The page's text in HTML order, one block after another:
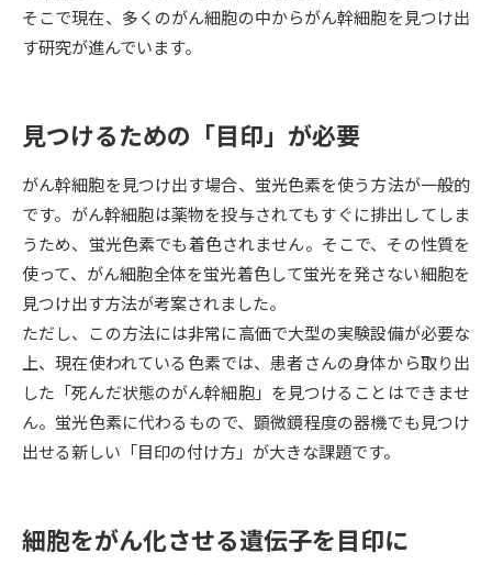
新増設大学・学部・学科特集
国際・グローバルに強い大学特
デジタルパンフレット 進路の３択
新学年スタート号特集ページ
（高3生用）
新学年スタート号特集ページ
（高2生用）
SELFBRAND特集ページ
オープンキャンパスなどを調べる
オープンキャンパス検索 実施プログラムから探す
来場型・Web型イベント特集 夢ナビライブ
受験準備 資料検索
そこで現在、多くのがん細胞の中からがん幹細胞を見つけ出
す研究が進んでいます。
見つけるための「目印」が必要
がん幹細胞を見つけ出す場合、蛍光色素を使う方法が一般的
です。がん幹細胞は薬物を投与されてもすぐに排出してしま
うため、蛍光色素でも着色されません。そこで、その性質を
使って、がん細胞全体を蛍光着色して蛍光を発さない細胞を
見つけ出す方法が考案されました。
ただし、この方法には非常に高価で大型の実験設備が必要な
上、現在使われている色素では、患者さんの身体から取り出
した「死んだ状態のがん幹細胞」を見つけることはできませ
ん。蛍光色素に代わるもので、顕微鏡程度の器機でも見つけ
出せる新しい「目印の付け方」が大きな課題です。
細胞をがん化させる遺伝子を目印に